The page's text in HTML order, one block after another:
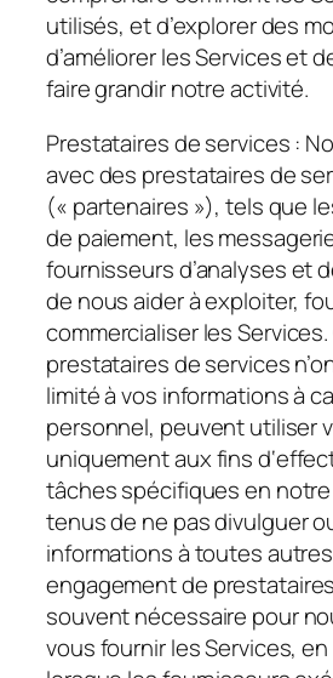
utilisés, et d’explorer des
d’améliorer les Services et
faire grandir notre activité.
Prestataires de services :
avec des prestataires de
(« partenaires »), tels que
de paiement, les
fournisseurs d’analyses et
de nous aider à exploiter,
commercialiser les
prestataires de services
limité à vos informations à
personnel, peuvent utiliser
uniquement aux fins
tâches spécifiques en
tenus de ne pas divulguer
informations à toutes
engagement de
souvent nécessaire pour
vous fournir les Services,